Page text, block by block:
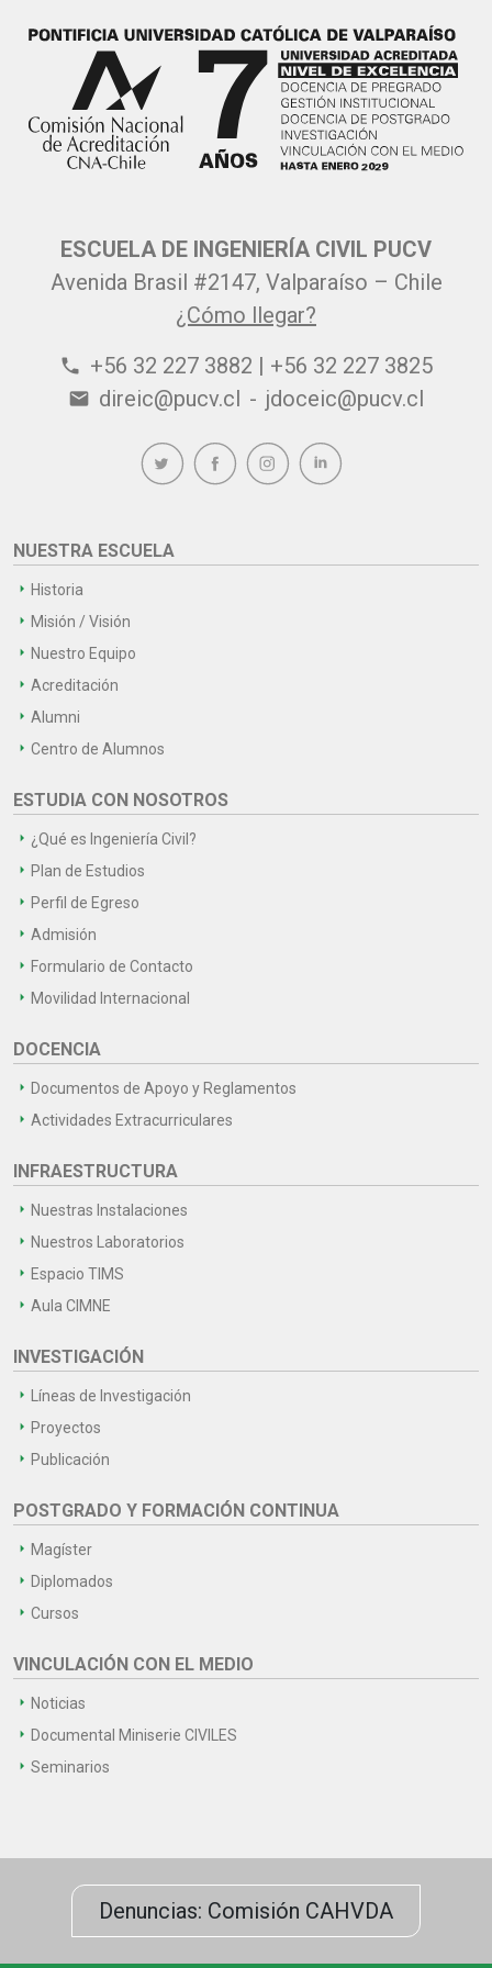
ESCUELA DE INGENIERÍA CIVIL PUCV
Avenida Brasil #2147, Valparaíso – Chile
¿Cómo llegar?
phone +56 32 227 3882 | +56 32 227 3825
email direic@pucv.cl - jdoceic@pucv.cl
NUESTRA ESCUELA
Historia
Misión / Visión
Nuestro Equipo
Acreditación
Alumni
Centro de Alumnos
ESTUDIA CON NOSOTROS
¿Qué es Ingeniería Civil?
Plan de Estudios
Perfil de Egreso
Admisión
Formulario de Contacto
Movilidad Internacional
DOCENCIA
Documentos de Apoyo y Reglamentos
Actividades Extracurriculares
INFRAESTRUCTURA
Nuestras Instalaciones
Nuestros Laboratorios
Espacio TIMS
Aula CIMNE
INVESTIGACIÓN
Líneas de Investigación
Proyectos
Publicación
POSTGRADO Y FORMACIÓN CONTINUA
Magíster
Diplomados
Cursos
VINCULACIÓN CON EL MEDIO
Noticias
Documental Miniserie CIVILES
Seminarios
Denuncias: Comisión CAHVDA